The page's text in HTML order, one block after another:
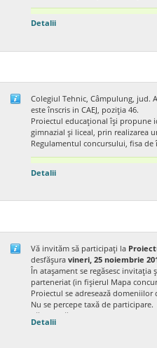
Galerie foto:
Detalii
Colegiul Tehnic, Câmpulung, jud.
este înscris in CAEJ, poziția 46.
Proiectul educațional își propune
gimnazial şi liceal, prin realizarea
Regulamentul concursului, fisa
Detalii
Vă invităm să participați la
desfășura vineri, 25 noiembrie
În atașament se regăsesc
parteneriat (in fișierul Mapa
Proiectul se adresează
Nu se percepe taxă de participare.
Vă așteptăm cu drag!
Gabriela Mosteanu, tel.
Detalii